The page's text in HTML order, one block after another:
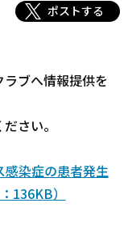
ポストする
ブへ情報提供を
さい。
感染症の患者発生
136KB）